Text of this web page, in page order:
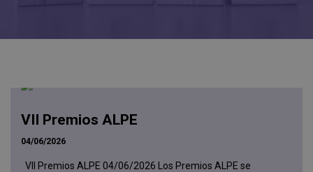
VII Premios ALPE
04/06/2026
VII Premios ALPE 04/06/2026 Los Premios ALPE se